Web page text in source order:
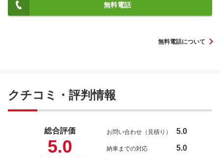
無料電話
無料電話について
クチコミ・評判情報
総合評価
5.0
お問い合わせ（見積り） 5.0
納車までの対応 5.0